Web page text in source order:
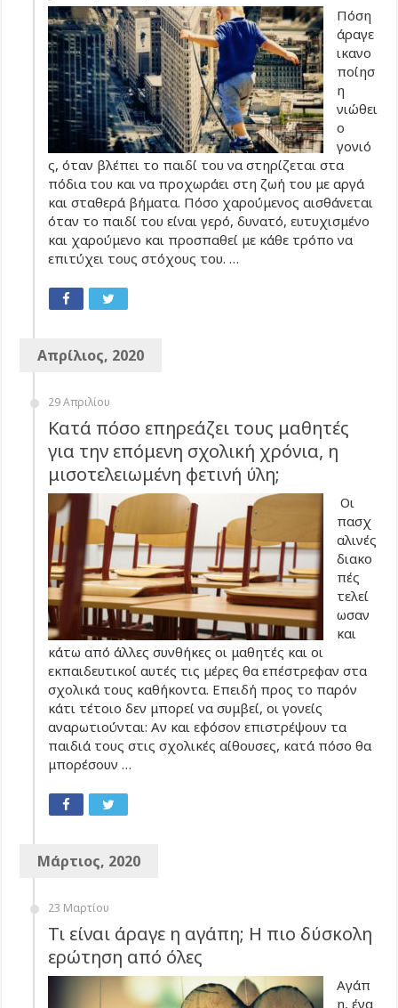
Πόση
άραγε
ικανο
ποίησ
η
νιώθει
ο
γονιό
ς, όταν βλέπει το παιδί του να στηρίζεται στα
πόδια του και να προχωράει στη ζωή του με αργά
και σταθερά βήματα. Πόσο χαρούμενος αισθάνεται
όταν το παιδί του είναι γερό, δυνατό, ευτυχισμένο
και χαρούμενο και προσπαθεί με κάθε τρόπο να
επιτύχει τους στόχους του. …
Απρίλιος, 2020
29 Απριλίου
Κατά πόσο επηρεάζει τους μαθητές
για την επόμενη σχολική χρόνια, η
μισοτελειωμένη φετινή ύλη;
Οι
πασχ
αλινές
διακο
πές
τελεί
ωσαν
και
κάτω από άλλες συνθήκες οι μαθητές και οι
εκπαιδευτικοί αυτές τις μέρες θα επέστρεφαν στα
σχολικά τους καθήκοντα. Επειδή προς το παρόν
κάτι τέτοιο δεν μπορεί να συμβεί, οι γονείς
αναρωτιούνται: Αν και εφόσον επιστρέψουν τα
παιδιά τους στις σχολικές αίθουσες, κατά πόσο θα
μπορέσουν …
Μάρτιος, 2020
23 Μαρτίου
Τι είναι άραγε η αγάπη; Η πιο δύσκολη
ερώτηση από όλες
Αγάπ
η, ένα